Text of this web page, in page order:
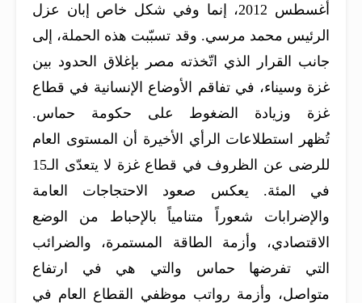
أغسطس 2012، إنما وفي شكل خاص إبان عزل
الرئيس محمد مرسي. وقد تسبّبت هذه الحملة، إلى
جانب القرار الذي اتّخذته مصر بإغلاق الحدود بين
غزة وسيناء، في تفاقم الأوضاع الإنسانية في قطاع
غزة وزيادة الضغوط على حكومة حماس.
تُظهر استطلاعات الرأي الأخيرة أن المستوى العام
للرضى عن الظروف في قطاع غزة لا يتعدّى الـ15
في المئة. يعكس صعود الاحتجاجات العامة
والإضرابات شعوراً متنامياً بالإحباط من الوضع
الاقتصادي، وأزمة الطاقة المستمرة، والضرائب
التي تفرضها حماس والتي هي في ارتفاع
متواصل، وأزمة رواتب موظفي القطاع العام في